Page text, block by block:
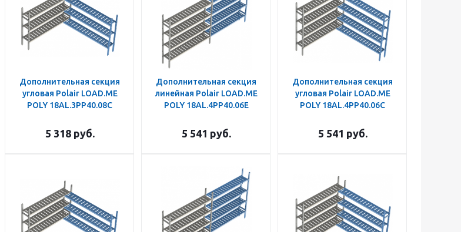
Дополнительная секция
угловая Polair LOAD.ME
POLY 18AL.3PP40.08C
5 318руб.
Дополнительная секция
линейная Polair LOAD.ME
POLY 18AL.4PP40.06E
5 541 руб.
Дополнительная секция
угловая Polair LOAD.ME
POLY 18AL.4PP40.06C
5 541 руб.